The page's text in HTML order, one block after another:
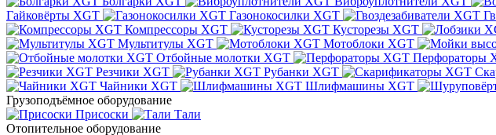
Гайковёрты XGT
Газонокосилки XGT
Компрессоры XGT
Кусторезы XGT
Мультитулы XGT
Мотоблоки XGT
Отбойные молотки XGT
Перфораторы
Резчики XGT
Рубанки XGT
Чайники XGT
Шлифмашины XGT
Грузоподъёмное оборудование
Присоски
Тали
Отопительное оборудование